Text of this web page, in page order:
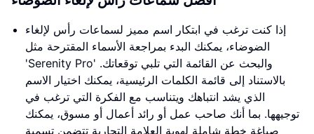
إذا كنت ترغب في ابتكار اسم مميز لسماعات رأس لإلغاء
الضوضاء، يمكنك البدء بمراجعة الأسماء المقترحة مثل
'Serenity Pro' والبحث عن القائمة التي تلبي توقعاتك.
بالاستناد إلى قائمة الكلمات الرئيسية، يمكنك اختيار الاسم
الذي يشد انتباهك ويتناسب مع الفكرة التي ترغب في
توجيهها. بما أنك صاحب عمل أو رائد أعمال أو مسوق، يمكنك
صياغة خطة شاملة لهوية العلامة التجارية تتضمن تسمية